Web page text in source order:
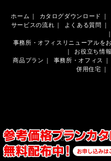
ホーム カタログダウンロード
サービスの流れ
よくある質問
事務所・オフィスリニューアルを
お役立ち情報
商品プラン
事務所・オフィス
併用住宅
© 2026 RDSGN THEMA | YK